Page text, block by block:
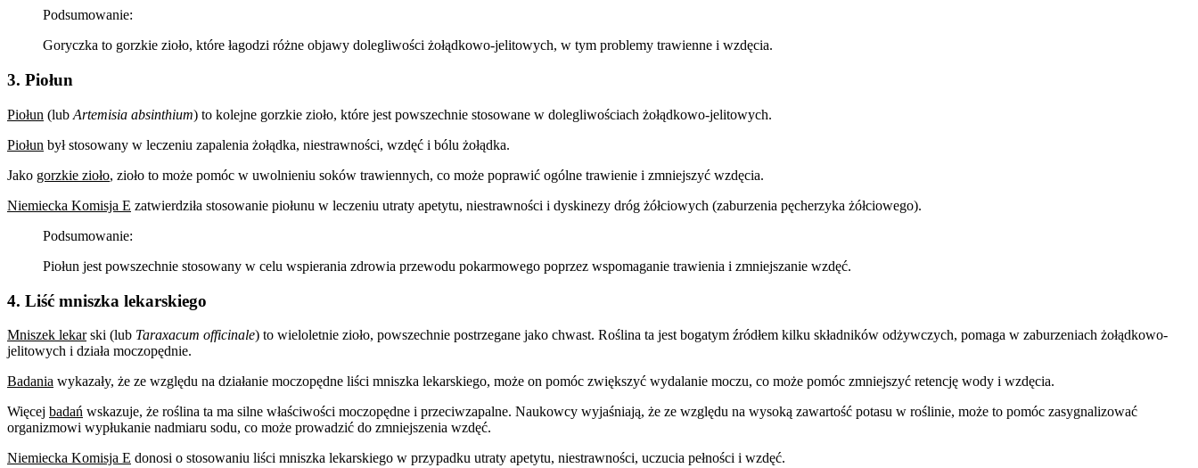
Podsumowanie:
Goryczka to gorzkie zioło, które łagodzi różne objawy dolegliwości żołądkowo-jelitowych, w tym problemy trawienne i wzdęcia.
3. Piołun
Piołun (lub Artemisia absinthium) to kolejne gorzkie zioło, które jest powszechnie stosowane w dolegliwościach żołądkowo-jelitowych.
Piołun był stosowany w leczeniu zapalenia żołądka, niestrawności, wzdęć i bólu żołądka.
Jako gorzkie zioło, zioło to może pomóc w uwolnieniu soków trawiennych, co może poprawić ogólne trawienie i zmniejszyć wzdęcia.
Niemiecka Komisja E zatwierdziła stosowanie piołunu w leczeniu utraty apetytu, niestrawności i dyskinezy dróg żółciowych (zaburzenia pęcherzyka żółciowego).
Podsumowanie:
Piołun jest powszechnie stosowany w celu wspierania zdrowia przewodu pokarmowego poprzez wspomaganie trawienia i zmniejszanie wzdęć.
4. Liść mniszka lekarskiego
Mniszek lekarski (lub Taraxacum officinale) to wieloletnie zioło, powszechnie postrzegane jako chwast. Roślina ta jest bogatym źródłem kilku składników odżywczych, pomaga w zaburzeniach żołądkowo-
jelitowych i działa moczopędnie.
Badania wykazały, że ze względu na działanie moczopędne liści mniszka lekarskiego, może on pomóc zwiększyć wydalanie moczu, co może pomóc zmniejszyć retencję wody i wzdęcia.
Więcej badań wskazuje, że roślina ta ma silne właściwości moczopędne i przeciwzapalne. Naukowcy wyjaśniają, że ze względu na wysoką zawartość potasu w roślinie, może to pomóc zasygnalizować
organizmowi wypłukanie nadmiaru sodu, co może prowadzić do zmniejszenia wzdęć.
Niemiecka Komisja E donosi o stosowaniu liści mniszka lekarskiego w przypadku utraty apetytu, niestrawności, uczucia pełności i wzdęć.